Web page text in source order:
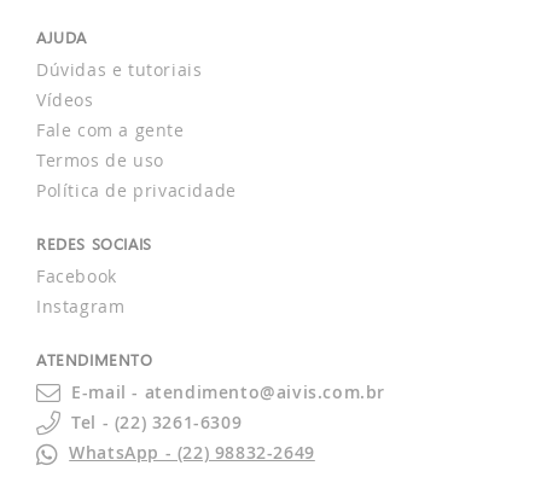
AJUDA
Dúvidas e tutoriais
Vídeos
Fale com a gente
Termos de uso
Política de privacidade
REDES SOCIAIS
Facebook
Instagram
ATENDIMENTO
E-mail - atendimento@aivis.com.br
Tel - (22) 3261-6309
WhatsApp - (22) 98832-2649